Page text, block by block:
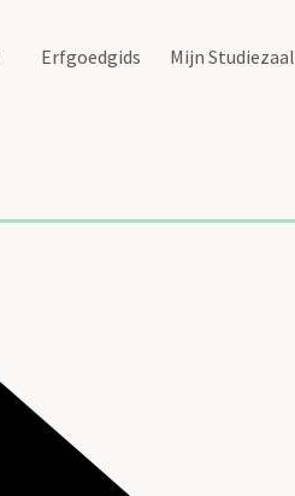
Erfgoedgids Mijn Studiezaal